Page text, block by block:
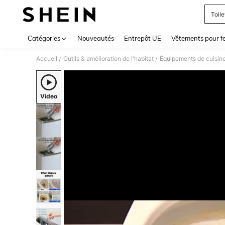
Catégories Nouveautés Entrepôt UE Vêtements pour
Accueil / Outils & amélioration de l'habitat / Équipements de
Video